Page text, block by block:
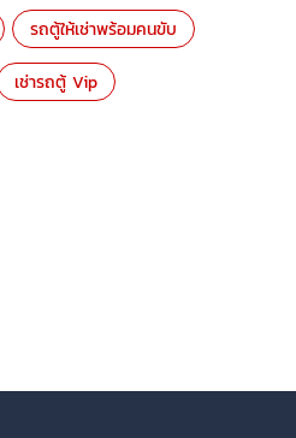
รถตู้ให้เช่าพร้อมคนขับ
เช่ารถตู้ Vip